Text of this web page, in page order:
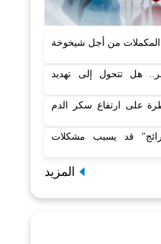
المكملات من أجل شيخوخة
هل تتحول إلى تهديد
على ارتفاع سكر الدم
قد يسبب مشكلات
المزيد